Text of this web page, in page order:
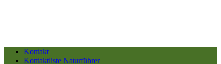
Kontakt
Kontaktliste Naturführer